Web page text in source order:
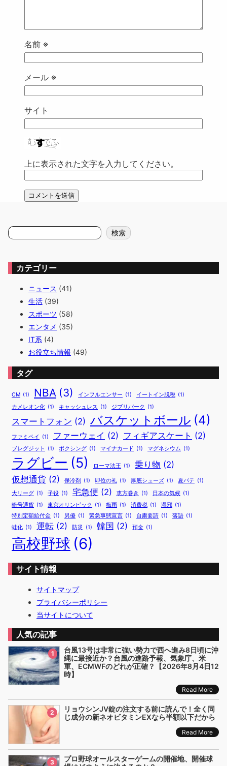
名前 ※
メール ※
サイト
上に表示された文字を入力してください。
検
索
検索
カテゴリー
ニュース (41)
生活 (39)
スポーツ (58)
エンタメ (35)
IT系 (4)
お役立ち情報 (49)
タグ
CM (1) NBA (3) インフルエンサー (1) イートイン脱税 (1)
カメレオン化 (1) キャッシュレス (1) ジブリパーク (1)
スマートフォン (2) バスケットボール (4)
ファミペイ (1) ファーウェイ (2) フィギアスケート (2)
ブレグジット (1) ボクシング (1) マイナカード (1) マグネシウム (1)
ラグビー (5) ローマ法王 (1) 乗り物 (2)
仮想通貨 (2) 保冷剤 (1) 即位の礼 (1) 厚底シューズ (1) 夏バテ (1)
大リーグ (1) 子役 (1) 宅急便 (2) 恵方巻き (1) 日本の気候 (1)
暗号通貨 (1) 東京オリンピック (1) 梅雨 (1) 消費税 (1) 湿邪 (1)
特別定額給付金 (1) 男優 (1) 緊急事態宣言 (1) 自粛要請 (1) 落語 (1)
蛙化 (1) 運転 (2) 防災 (1) 韓国 (2) 預金 (1)
高校野球 (6)
サイト情報
サイトマップ
プライバシーポリシー
当サイトについて
人気の記事
1
台風13号は非常に強い勢力で西へ進み8日頃に沖
縄に最接近か？台風の進路予報、気象庁、米
軍、ECMWFのどれが正確？【2026年8月4日12
時】
Read More
2
リョウシンJV錠の注文する前に読んで！全く同
じ成分の新ネオビタミンEXなら半額以下だから
Read More
3
プロ野球オールスターゲームの開催地、開催球